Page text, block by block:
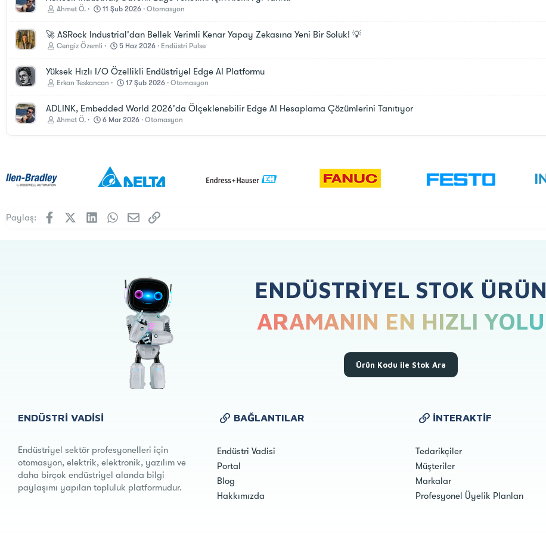
Ahmet Ö. 11 Şub 2026 Otomasyon
🚀 ASRock Industrial'dan Bellek Verimli Kenar Yapay Zekasına Yeni Bir Soluk! 💡
Cengiz Özemli 5 Haz 2026 Endüstri Pulse
Yüksek Hızlı I/O Özellikli Endüstriyel Edge AI Platformu
Erkan Teskancan 17 Şub 2026 Otomasyon
ADLINK, Embedded World 2026'da Ölçeklenebilir Edge AI Hesaplama Çözümlerini Tanıtıyor
Ahmet Ö. 6 Mar 2026 Otomasyon
Paylaş: FacebookX (Twitter)LinkedInWhatsApp
E-postaLink
ENDÜSTRIYEL STOK ÜRÜN
ARAMANIN EN HIZLI YOLU
Ürün Kodu ile Stok Ara
ENDÜSTRI VADISI
Endüstriyel sektör profesyonelleri için
otomasyon, elektrik, elektronik, yazılım ve
daha birçok endüstriyel alanda bilgi
paylaşımı yapılan topluluk platformudur.
BAĞLANTILAR
Endüstri Vadisi
Portal
Blog
Hakkımızda
İNTERAKTIF
Tedarikçiler
Müşteriler
Markalar
Profesyonel Üyelik Planları